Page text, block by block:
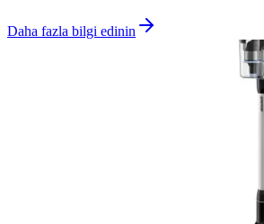
Daha fazla bilgi edinin